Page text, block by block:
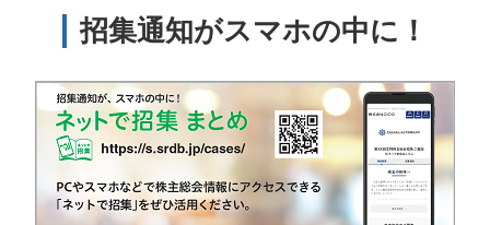
招集通知がスマホの中に！